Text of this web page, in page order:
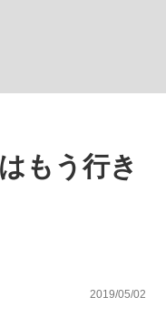
れているのが悲しい」『
もう行き
2019/05/02